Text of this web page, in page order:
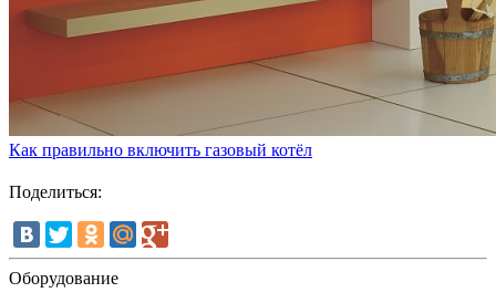
Как правильно включить газовый котёл
Поделиться:
Оборудование